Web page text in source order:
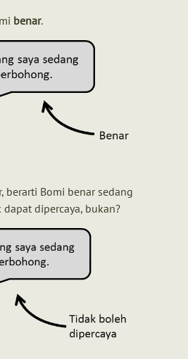
benar.
berarti Bomi benar sedang
dipercaya, bukan?